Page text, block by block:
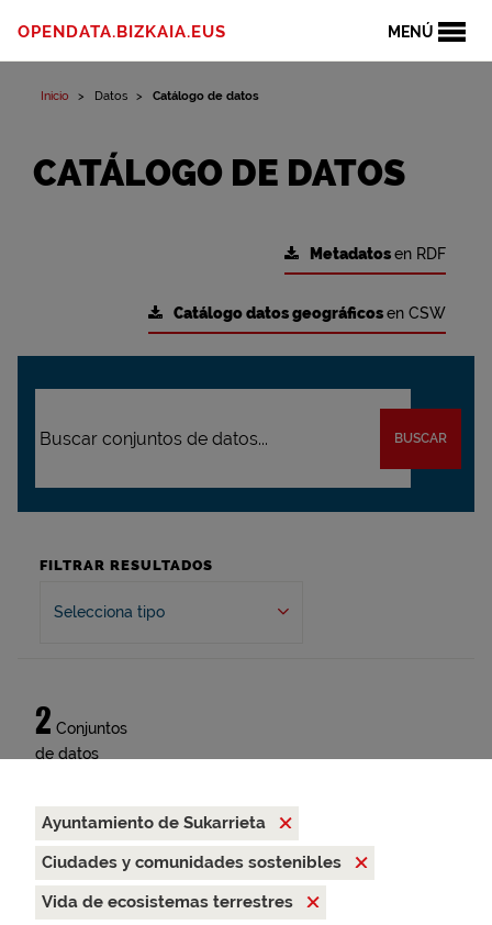
MENÚ
OPENDATA.BIZKAIA.EUS
Inicio Datos Catálogo de datos
CATÁLOGO DE DATOS
Metadatosen RDF
Catálogo datos geográficosen CSW
BUSCAR
FILTRAR RESULTADOS
Selecciona tipo
2 Conjuntos
de datos
Ayuntamiento de Sukarrieta
Ciudades y comunidades sostenibles
Vida de ecosistemas terrestres